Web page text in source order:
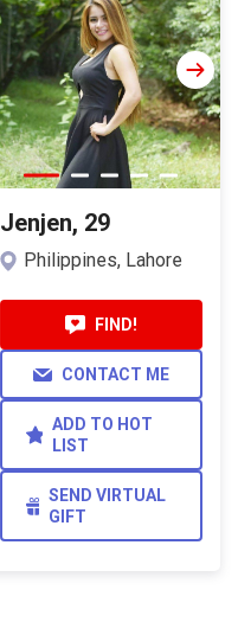
Jenjen, 29
Philippines, Lahore
FIND!
CONTACT ME
ADD TO HOT
LIST
SEND VIRTUAL
GIFT